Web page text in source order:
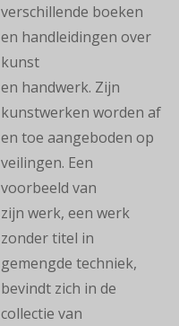
verschillende boeken
en handleidingen over
kunst
en handwerk. Zijn
kunstwerken worden af
en toe aangeboden op
veilingen. Een
voorbeeld van
zijn werk, een werk
zonder titel in
gemengde techniek,
bevindt zich in de
collectie van